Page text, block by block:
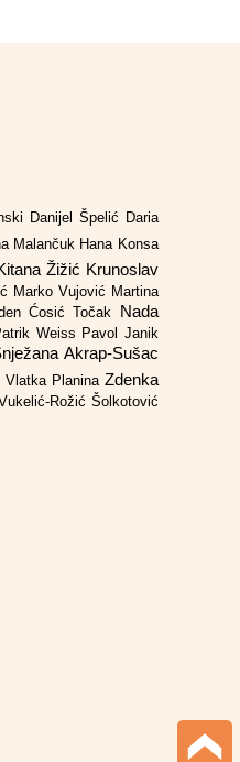
Danijel Špelić Daria
Malančuk Hana Konsa
Žižić Krunoslav
Marko Vujović Martina
Ćosić Točak Nada
Weiss Pavol Janik
Akrap-Sušac
Vlatka Planina Zdenka
Rožić Šolkotović